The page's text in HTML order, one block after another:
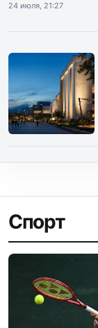
24 июля, 21:27
Спорт